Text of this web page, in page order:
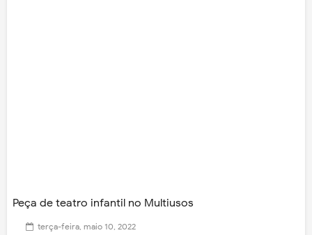
Peça de teatro infantil no Multiusos
terça-feira, maio 10, 2022